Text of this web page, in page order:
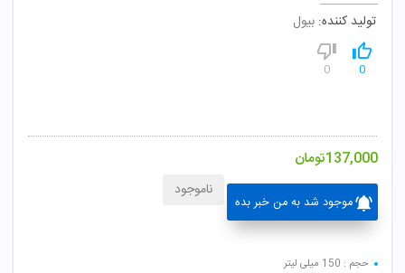
تولید کننده: بیول
0
0
137,000تومان
موجود شد به من خبر بده
ناموجود
حجم : 150 میلی لیتر